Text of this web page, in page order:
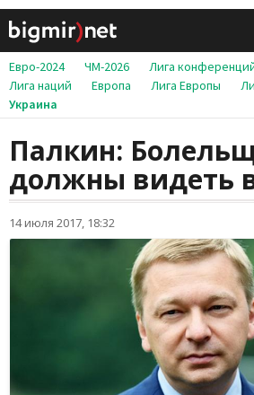
Евро-2024 ЧМ-2026 Лига
Лига наций
Европа Лига Европы
Украина
Палкин:
должны видеть
14 июля 2017, 18:32